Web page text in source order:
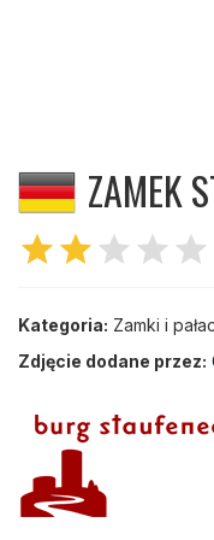
ZAMEK
starstar star star star
Kategoria: Zamki i
Zdjęcie dodane przez: